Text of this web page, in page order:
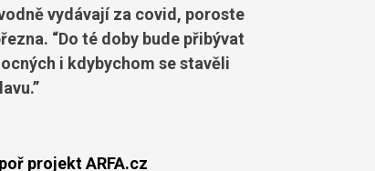
vydávají za covid, poroste
“Do té doby bude přibývat
i kdybychom se stavěli
projekt ARFA.cz